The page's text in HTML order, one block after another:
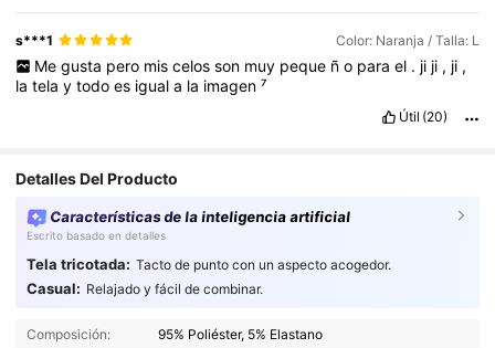
s***1 Color: Naranja / Talla: L
Me gusta pero mis celos son muy peque ñ o para el . ji ji , ji ,
latelaytodoes iguala la imagen⁷
Útil (20)
Detalles Del Producto
Características de la inteligencia artificial
Escrito basado en detalles
Tela tricotada: Tacto de punto con un aspecto acogedor.
Casual: Relajado y fácil de combinar.
Composición: 95% Poliéster, 5% Elastano
4.91 2.4M Seguidores
4.91 2.4M Seguidores